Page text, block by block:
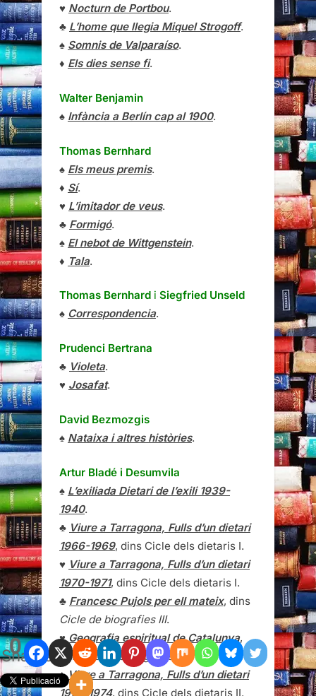
0
Shares
♥ Nocturn de Portbou.
♣ L’home que llegia Miquel Strogoff.
♠ Somnis de Valparaíso.
♦ Els dies sense fi.
Walter Benjamin
♠ Infància a Berlín cap al 1900.
Thomas Bernhard
♠ Els meus premis.
♦ Sí.
♥ L’imitador de veus.
♣ Formigó.
♠ El nebot de Wittgenstein.
♦ Tala.
Thomas Bernhard i Siegfried Unseld
♠ Correspondencia.
Prudenci Bertrana
♣ Violeta.
♥ Josafat.
David Bezmozgis
♠ Nataixa i altres històries.
Artur Bladé i Desumvila
♠ L’exiliada Dietari de l’exili 1939-
1940.
♣ Viure a Tarragona, Fulls d’un dietari
1966-1969, dins Cicle dels dietaris I.
♥ Viure a Tarragona, Fulls d’un dietari
1970-1971, dins Cicle dels dietaris I.
♣ Francesc Pujols per ell mateix, dins
Cicle de biografies III.
♥Geografia espiritual de Catalunya,
dinsCicle de biografies III
♦Viure a Tarragona, Fulls d’un dietari
1972-1974, dins Cicle dels dietaris II.